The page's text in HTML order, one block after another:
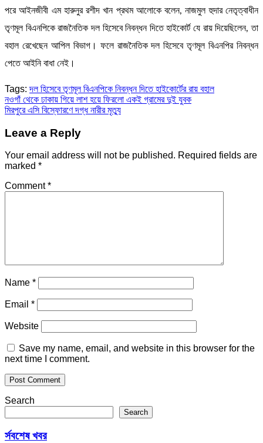
পরে আইনজীবী এম হারুনুর রশীদ খান প্রথম আলোকে বলেন, নাজমুল হুদার নেতৃত্বাধীন
তৃণমূল বিএনপিকে রাজনৈতিক দল হিসেবে নিবন্ধন দিতে হাইকোর্ট যে রায় দিয়েছিলেন, তা
বহাল রেখেছেন আপিল বিভাগ। ফলে রাজনৈতিক দল হিসেবে তৃণমূল বিএনপির নিবন্ধন
পেতে আইনি বাধা নেই।
Tags: দল হিসেবে তৃণমূল বিএনপিকে নিবন্ধন দিতে হাইকোর্টের রায় বহাল
Post
navigation
নওগাঁ থেকে ঢাকায় গিয়ে লাশ হয়ে ফিরলো একই গ্রামের দুই যুবক
মিরপুরে এসি বিস্ফোরণে দগ্ধ নারীর মৃত্যু
Leave a Reply
Your email address will not be published. Required fields are
marked *
Comment*
Name *
Email *
Website
Save my name, email, and website in this browser for the
next time I comment.
Search
Search
র্সবশেষ খবর